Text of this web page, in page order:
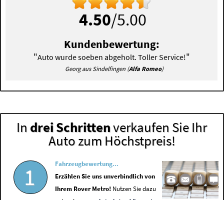
4.50/5.00
Kundenbewertung:
"Auto wurde soeben abgeholt. Toller Service!"
Georg aus Sindelfingen (Alfa Romeo)
In drei Schrittenverkaufen Sie Ihr
Auto zum Höchstpreis!
1
Fahrzeugbewertung...
Erzählen Sie uns unverbindlich von
Ihrem Rover Metro! Nutzen Sie dazu